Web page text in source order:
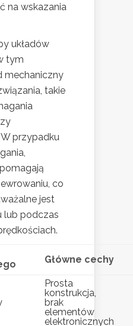
na wskazania
układów
tym
mechaniczny
takie
przypadku
co
jest
lub podczas
Główne cechy
Prosta
konstrukcja,
brak
elementów
elektronicznych